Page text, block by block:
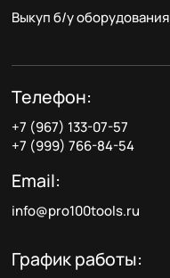
Выкуп б/у оборудования
Телефон:
+7 (967) 133-07-57
+7 (999) 766-84-54
Email:
info@pro100tools.ru
График работы: